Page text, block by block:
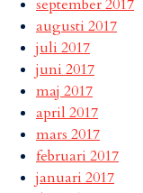
september 2017
augusti 2017
juli 2017
juni 2017
maj 2017
april 2017
mars 2017
februari 2017
januari 2017